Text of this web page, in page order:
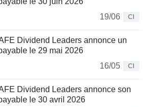
19/06
CI
Dividend Leaders annonce un
le 29 mai 2026
16/05
CI
Dividend Leaders annonce son
le 30 avril 2026